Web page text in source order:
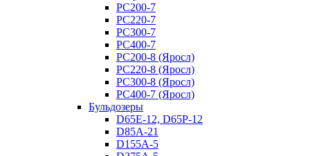
PC200-7
PC220-7
PC300-7
PC400-7
PC200-8 (Яросл)
PC220-8 (Яросл)
PC300-8 (Яросл)
PC400-7 (Яросл)
Бульдозеры
D65E-12, D65P-12
D85A-21
D155A-5